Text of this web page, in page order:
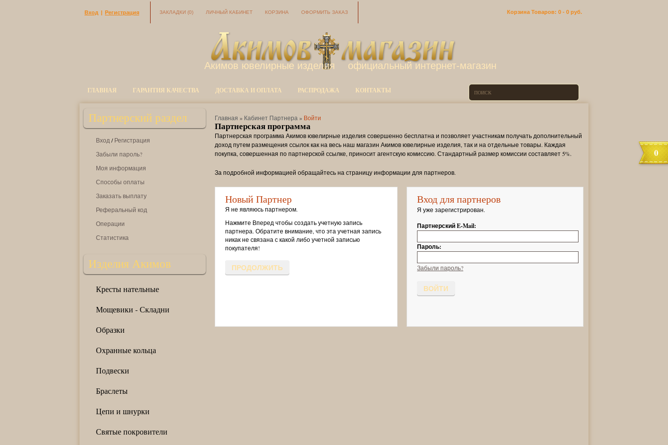
Вход | Регистрация ЗАКЛАДКИ (0) ЛИЧНЫЙ КАБИНЕТ КОРЗИНА ОФОРМИТЬ ЗАКАЗ Корзина Товаров: 0 - 0 руб.
Акимов ювелирные изделия официальный интернет-магазин
ГЛАВНАЯ ГАРАНТИЯ КАЧЕСТВА ДОСТАВКА И ОПЛАТА РАСПРОДАЖА КОНТАКТЫ
Партнерский раздел
Вход /Регистрация
Забыли пароль?
Моя информация
Способы оплаты
Заказать выплату
Реферальный код
Операции
Статистика
Изделия Акимов
Кресты нательные
Мощевики - Складни
Образки
Охранные кольца
Подвески
Браслеты
Цепи и шнурки
Святые покровители
0
Главная » Кабинет Партнера » Войти
Партнерская программа
Партнерская программа Акимов ювелирные изделия совершенно бесплатна и позволяет участникам получать дополнительный
доход путем размещения ссылок как на весь наш магазин Акимов ювелирные изделия, так и на отдельные товары. Каждая
покупка, совершенная по партнерской ссылке, приносит агентскую комиссию. Стандартный размер комиссии составляет 5%.
За подробной информацией обращайтесь на страницу информации для партнеров.
Новый Партнер
Я не являюсь партнером.
Нажмите Вперед чтобы создать учетную запись
партнера. Обратите внимание, что эта учетная запись
никак не связана с какой либо учетной записью
покупателя!
ПРОДОЛЖИТЬ
Вход для партнеров
Я уже зарегистрирован.
Партнерский E-Mail:
Пароль:
Забыли пароль?
ВОЙТИ